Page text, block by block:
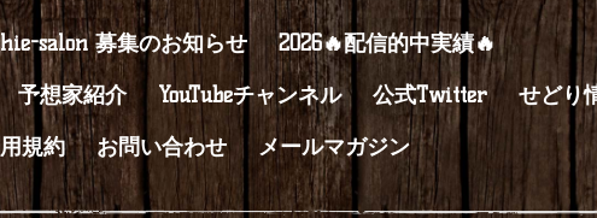
salon 募集のお知らせ
2026🔥配信的中実績🔥
予想家紹介 YouTubeチャンネル 公式Twitter
せどり
規約 お問い合わせ メールマガジン